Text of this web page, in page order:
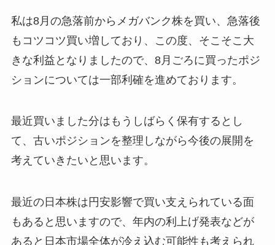
私は8月の急落前からメガバンク株を買い、急落後
もコツコツ買い増しており、この度、そこそこ大
きな利益となりましたので、8月ごろに買ったポジ
ションについては一部利確を進めております。
最近買いました分はもうしばらく保有するとし
て、古いポジションを整理しながら今後の展開を
考えていきたいと思います。
最近の日本株は円安影響で買い支えられている面
もあると思いますので、年内の利上げ発表などが
あると日本市場全体が冷え込む可能性も考えられ